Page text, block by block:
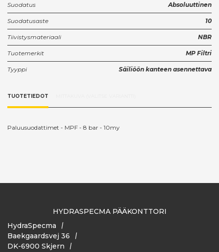
Suodatus Absoluuttinen
Suodatusaste 10
Tiivistysmateriaali NBR
Tuotemerkit MP Filtri
Tyyppi Säiliöön kanteen asennettava
TUOTETIEDOT
Paluusuodattimet - MPF - 8 bar - 10my
HYDRASPECMA PÄÄKONTTORI
HydraSpecma
Baekgaardsvej 36
DK-6900 Skjern